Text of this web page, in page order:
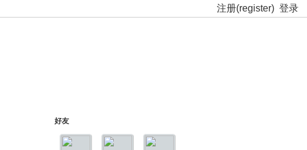
注册(register) 登录
好友